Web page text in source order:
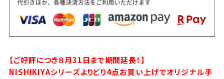
【ご好評につき８月31日まで期間延長！】
NISHIKIYAシリーズよりどり4点お買い上げでオリジナル手